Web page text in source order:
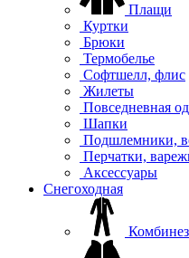
Плащи
Куртки
Брюки
Термобелье
Софтшелл, флис
Жилеты
Повседневная
Шапки
Подшлемники,
Перчатки,
Аксессуары
Снегоходная